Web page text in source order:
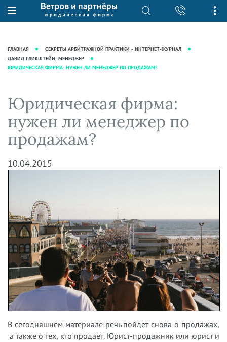
О нас
Рекомендации
фирмы
Кейсы
Вакансии
Юридические услуги
Интеллектуальная собственность
Сопровождение бизнеса
Ведение уголовных дел
Защита активов
База знаний
Журнал "Секреты арбитражной
практики"
Статьи
Аудиоподкасты
Видеоподкасты
Справочная
Вопросы-ответы
Вебинары и семинары
ГЛАВНАЯ
СЕКРЕТЫ АРБИТРАЖНОЙ ПРАКТИКИ - ИНТЕРНЕТ-ЖУРНАЛ
ДАВИД ГЛИКШТЕЙН, МЕНЕДЖЕР
ЮРИДИЧЕСКАЯ ФИРМА: НУЖЕН ЛИ МЕНЕДЖЕР ПО ПРОДАЖАМ?
Юридическая фирма:
нужен ли менеджер по
продажам?
10.04.2015
В сегодняшнем материале речь пойдет снова о продажах,
а также о тех, кто продает. Юрист-продажник или юрист и